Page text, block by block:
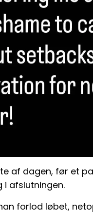
af dagen, før et
i afslutningen.
forlod løbet,